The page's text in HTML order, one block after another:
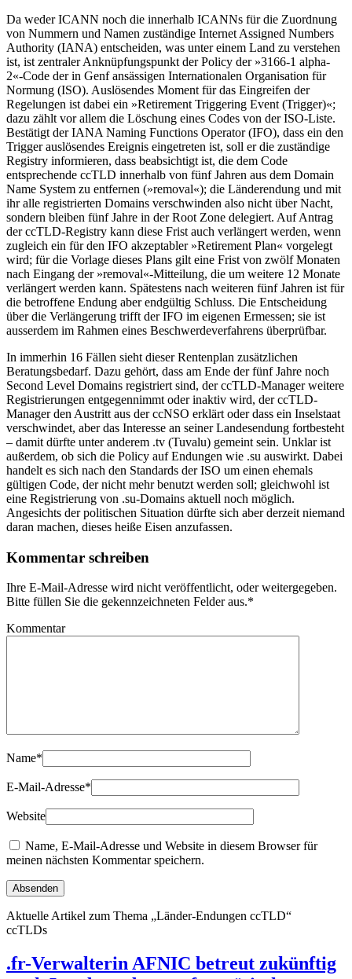
Da weder ICANN noch die innerhalb ICANNs für die Zuordnung
von Nummern und Namen zuständige Internet Assigned Numbers
Authority (IANA) entscheiden, was unter einem Land zu verstehen
ist, ist zentraler Anknüpfungspunkt der Policy der »3166-1 alpha-
2«-Code der in Genf ansässigen Internationalen Organisation für
Normung (ISO). Auslösendes Moment für das Eingreifen der
Regelungen ist dabei ein »Retirement Triggering Event (Trigger)«;
dazu zählt vor allem die Löschung eines Codes von der ISO-Liste.
Bestätigt der IANA Naming Functions Operator (IFO), dass ein den
Trigger auslösendes Ereignis eingetreten ist, soll er die zuständige
Registry informieren, dass beabsichtigt ist, die dem Code
entsprechende ccTLD innerhalb von fünf Jahren aus dem Domain
Name System zu entfernen (»removal«); die Länderendung und mit
ihr alle registrierten Domains verschwinden also nicht über Nacht,
sondern bleiben fünf Jahre in der Root Zone delegiert. Auf Antrag
der ccTLD-Registry kann diese Frist auch verlängert werden, wenn
zugleich ein für den IFO akzeptabler »Retirement Plan« vorgelegt
wird; für die Vorlage dieses Plans gilt eine Frist von zwölf Monaten
nach Eingang der »removal«-Mitteilung, die um weitere 12 Monate
verlängert werden kann. Spätestens nach weiteren fünf Jahren ist für
die betroffene Endung aber endgültig Schluss. Die Entscheidung
über die Verlängerung trifft der IFO im eigenen Ermessen; sie ist
ausserdem im Rahmen eines Beschwerdeverfahrens überprüfbar.
In immerhin 16 Fällen sieht dieser Rentenplan zusätzlichen
Beratungsbedarf. Dazu gehört, dass am Ende der fünf Jahre noch
Second Level Domains registriert sind, der ccTLD-Manager weitere
Registrierungen entgegennimmt oder inaktiv wird, der ccTLD-
Manager den Austritt aus der ccNSO erklärt oder dass ein Inselstaat
verschwindet, aber das Interesse an seiner Landesendung fortbesteht
– damit dürfte unter anderem .tv (Tuvalu) gemeint sein. Unklar ist
außerdem, ob sich die Policy auf Endungen wie .su auswirkt. Dabei
handelt es sich nach den Standards der ISO um einen ehemals
gültigen Code, der nicht mehr benutzt werden soll; gleichwohl ist
eine Registrierung von .su-Domains aktuell noch möglich.
Angesichts der politischen Situation dürfte sich aber derzeit niemand
daran machen, dieses heiße Eisen anzufassen.
Kommentar schreiben
Ihre E-Mail-Adresse wird nicht veröffentlicht, oder weitergegeben.
Bitte füllen Sie die gekennzeichneten Felder aus.*
Kommentar
Name*
E-Mail-Adresse*
Website
Name, E-Mail-Adresse und Website in diesem Browser für
meinen nächsten Kommentar speichern.
Aktuelle Artikel zum Thema „Länder-Endungen ccTLD“
ccTLDs
.fr-Verwalterin AFNIC betreut zukünftig